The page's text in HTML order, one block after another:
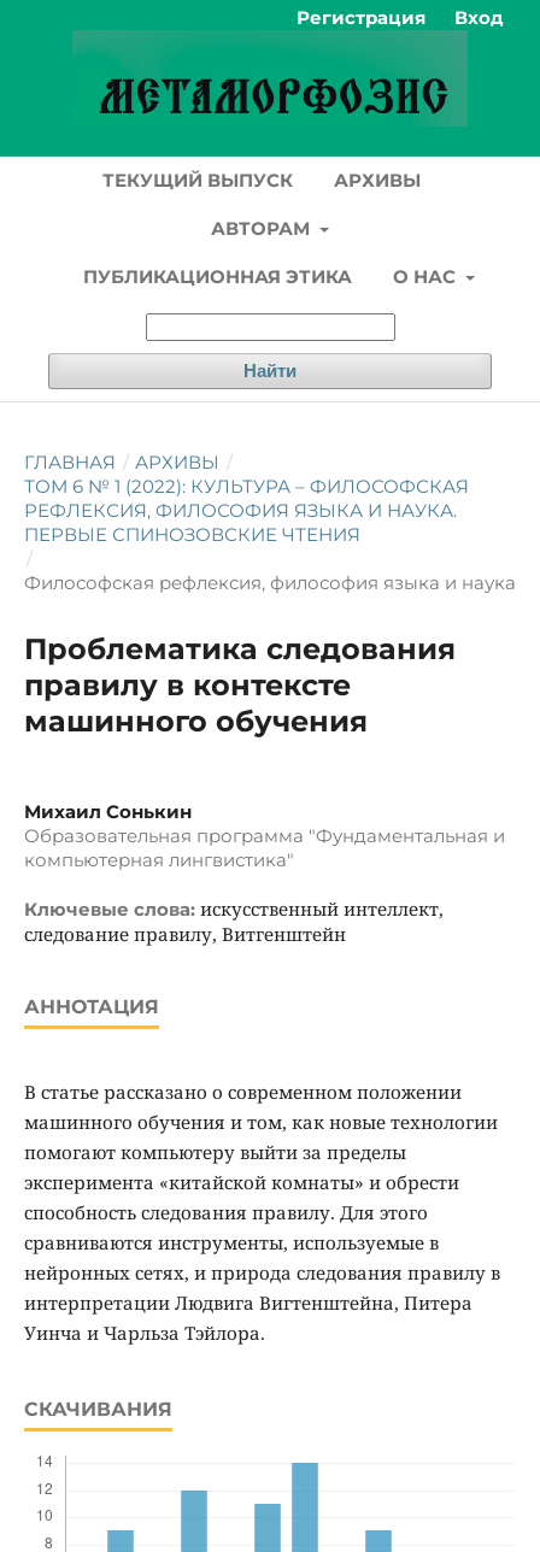
ТЕКУЩИЙ ВЫПУСК АРХИВЫ
АВТОРАМ
ПУБЛИКАЦИОННАЯ ЭТИКА О НАС
Найти
Регистрация Вход
ГЛАВНАЯ / АРХИВЫ /
ТОМ 6 № 1 (2022): КУЛЬТУРА – ФИЛОСОФСКАЯ
РЕФЛЕКСИЯ, ФИЛОСОФИЯ ЯЗЫКА И НАУКА.
ПЕРВЫЕ СПИНОЗОВСКИЕ ЧТЕНИЯ
/
Философская рефлексия, философия языка и наука
Проблематика следования
правилу в контексте
машинного обучения
Михаил Сонькин
Образовательная программа "Фундаментальная и
компьютерная лингвистика"
Ключевые слова: искусственный интеллект,
следование правилу, Витгенштейн
АННОТАЦИЯ
В статье рассказано о современном положении
машинного обучения и том, как новые технологии
помогают компьютеру выйти за пределы
эксперимента «китайской комнаты» и обрести
способность следования правилу. Для этого
сравниваются инструменты, используемые в
нейронных сетях, и природа следования правилу в
интерпретации Людвига Вигтенштейна, Питера
Уинча и Чарльза Тэйлора.
СКАЧИВАНИЯ